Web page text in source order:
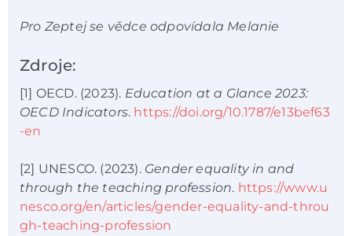
Pro Zeptej se vědce odpovídala Melanie
Zdroje:
[1] OECD. (2023). Education at a Glance 2023:
OECD Indicators. https://doi.org/10.1787/e13bef63
-en
[2] UNESCO. (2023). Gender equality in and
through the teaching profession. https://www.u
nesco.org/en/articles/gender-equality-and-throu
gh-teaching-profession